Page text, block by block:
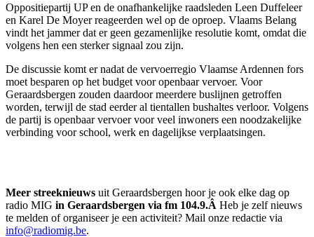
Oppositiepartij UP en de onafhankelijke raadsleden Leen Duffeleer
en Karel De Moyer reageerden wel op de oproep. Vlaams Belang
vindt het jammer dat er geen gezamenlijke resolutie komt, omdat die
volgens hen een sterker signaal zou zijn.
De discussie komt er nadat de vervoerregio Vlaamse Ardennen fors
moet besparen op het budget voor openbaar vervoer. Voor
Geraardsbergen zouden daardoor meerdere buslijnen getroffen
worden, terwijl de stad eerder al tientallen bushaltes verloor. Volgens
de partij is openbaar vervoer voor veel inwoners een noodzakelijke
verbinding voor school, werk en dagelijkse verplaatsingen.
Meer streeknieuws uit Geraardsbergen hoor je ook elke dag op
radio MIG in Geraardsbergen via fm 104.9.Â Heb je zelf nieuws
te melden of organiseer je een activiteit? Mail onze redactie via
info@radiomig.be.